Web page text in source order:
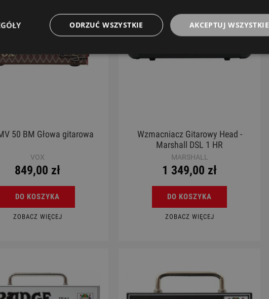
50 BM Głowa gitarowa
VOX
849,00 zł
DO KOSZYKA
ZOBACZ WIĘCEJ
Wzmacniacz Gitarowy Head -
Marshall DSL 1 HR
MARSHALL
1 349,00 zł
DO KOSZYKA
ZOBACZ WIĘCEJ
AKCEPTUJ WSZYSTKIE
ODRZUĆ WSZYSTKIE